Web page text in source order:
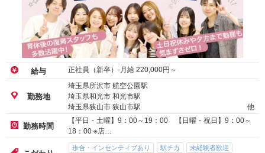
給与 正社員（新卒）-月給 220,000円～
勤務地
埼玉県所沢市 航空公園駅
埼玉県和光市 和光市駅
埼玉県狭山市 狭山市駅
他
勤務時間
【平日・土曜】9：00～19：00 【日曜・祝日】9：00～
18：00 ※店…
歩合・インセンティブあり 駅チカ
未経験者歓迎